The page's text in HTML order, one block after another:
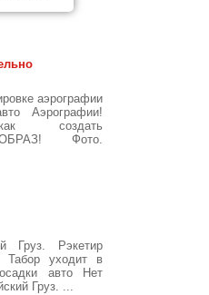
аэрографии
Аэрографии!
создать
ОБРАЗ! Фото.
Груз. Рэкетир
Табор уходит в
авто Нет
Груз. ...